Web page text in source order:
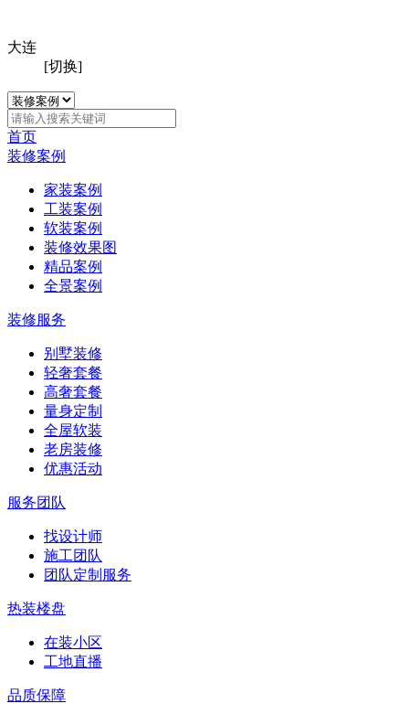
大连
[切换]
首页
装修案例
家装案例
工装案例
软装案例
装修效果图
精品案例
全景案例
装修服务
别墅装修
轻奢套餐
高奢套餐
量身定制
全屋软装
老房装修
优惠活动
服务团队
找设计师
施工团队
团队定制服务
热装楼盘
在装小区
工地直播
品质保障